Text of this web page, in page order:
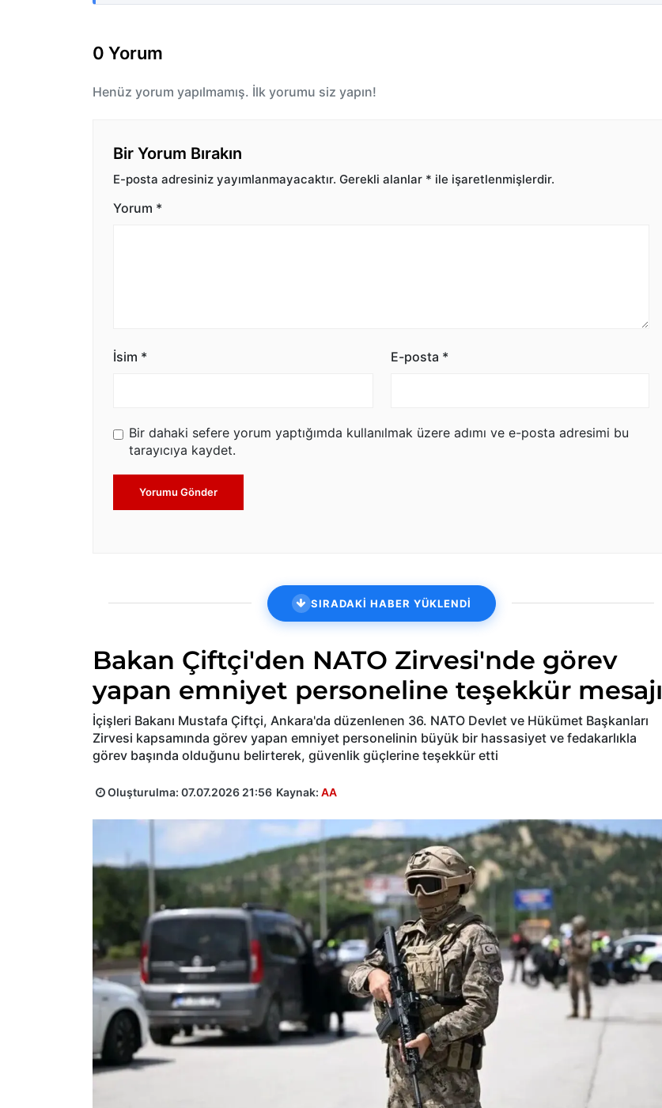
0 Yorum
Henüz yorum yapılmamış. İlk yorumu siz yapın!
Bir Yorum Bırakın
E-posta adresiniz yayımlanmayacaktır. Gerekli alanlar * ile işaretlenmişlerdir.
Yorum *
İsim * E-posta *
Bir dahaki sefere yorum yaptığımda kullanılmak üzere adımı ve e-posta adresimi bu
tarayıcıya kaydet.
Yorumu Gönder
SIRADAKİ HABER YÜKLENDİ
Bakan Çiftçi'den NATO Zirvesi'nde görev
yapan emniyet personeline teşekkür mesajı
İçişleri Bakanı Mustafa Çiftçi, Ankara'da düzenlenen 36. NATO Devlet ve Hükümet Başkanları
Zirvesi kapsamında görev yapan emniyet personelinin büyük bir hassasiyet ve fedakarlıkla
görev başında olduğunu belirterek, güvenlik güçlerine teşekkür etti
Oluşturulma: 07.07.2026 21:56 Kaynak: AA